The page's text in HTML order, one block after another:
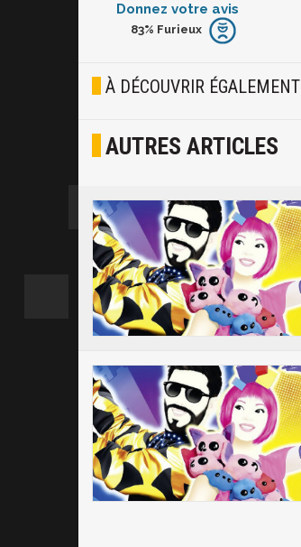
Donnez votre avis
Furieux
Joyeux
83% Furieux
À DÉCOUVRIR ÉGALEMENT
AUTRES ARTICLES